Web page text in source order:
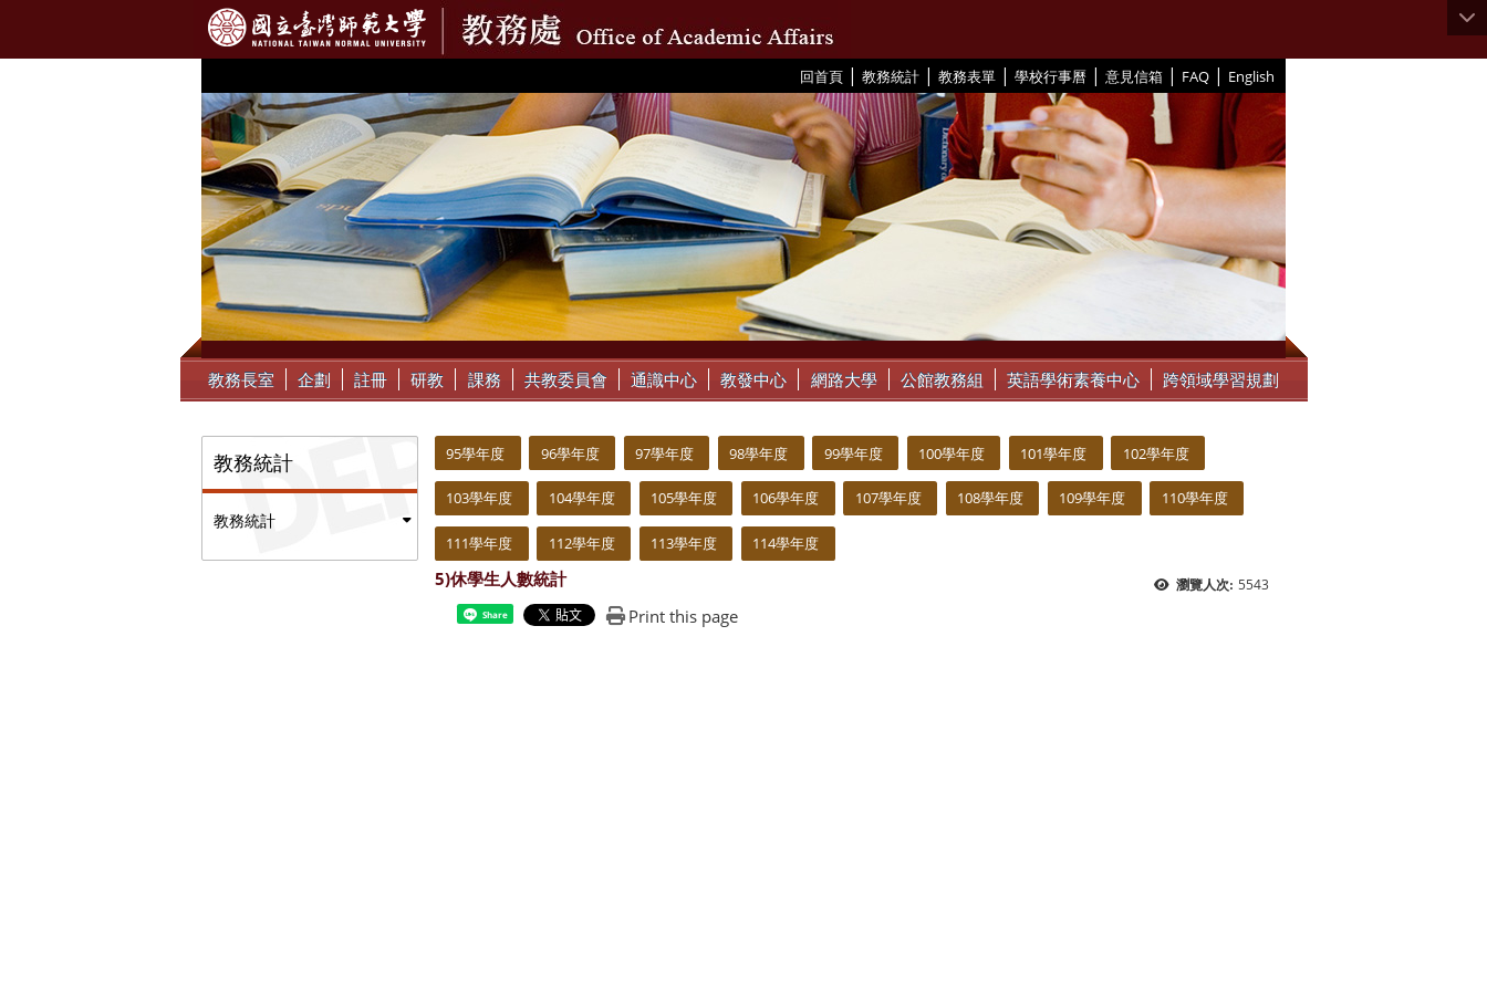
回首頁 | 教務統計 | 教務表單 | 學校行事曆 | 意見信箱 | FAQ | English
::: 教務長室 企劃 註冊 研教 課務 共教委員會 通識中心 教發中心 網路大學 公館教務組 英語學術素養中心 跨領域學習規劃
教務統計
教務統計
95學年度 96學年度 97學年度 98學年度 99學年度 100學年度 101學年度 102學年度
103學年度 104學年度 105學年度 106學年度 107學年度 108學年度 109學年度 110學年度
111學年度 112學年度 113學年度 114學年度
瀏覽人次: 5543
5)休學生人數統計
Share Print this page